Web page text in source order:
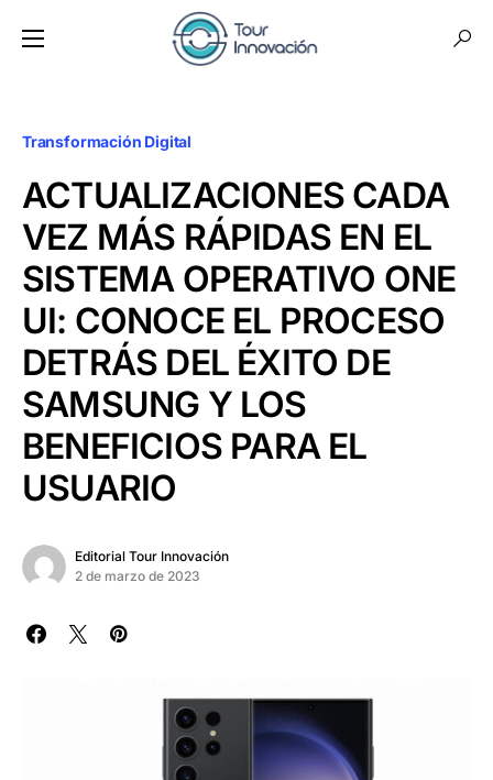
Transformación Digital
ACTUALIZACIONES CADA
VEZ MÁS RÁPIDAS EN EL
SISTEMA OPERATIVO ONE
UI: CONOCE EL PROCESO
DETRÁS DEL ÉXITO DE
SAMSUNG Y LOS
BENEFICIOS PARA EL
USUARIO
Editorial Tour Innovación
2 de marzo de 2023